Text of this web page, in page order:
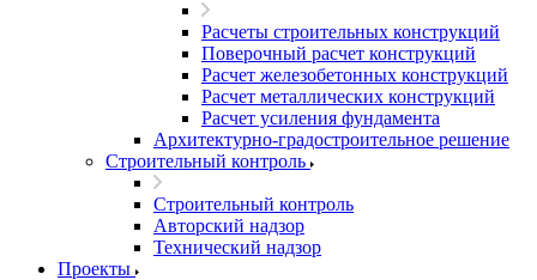
Расчеты строительных конструкций
Поверочный расчет конструкций
Расчет железобетонных конструкций
Расчет металлических конструкций
Расчет усиления фундамента
Архитектурно-градостроительное решение
Строительный контроль
Строительный контроль
Авторский надзор
Технический надзор
Проекты